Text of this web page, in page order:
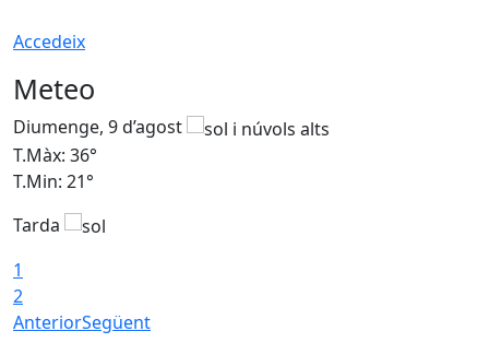
Accedeix
Meteo
Diumenge, 9 d’agost
T.Màx: 36°
T.Min: 21°
Tarda
1
2
AnteriorSegüent